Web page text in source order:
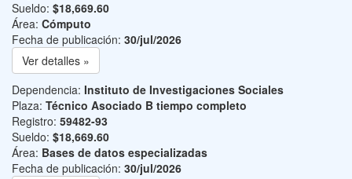
Sueldo: $18,669.60
Área: Cómputo
Fecha de publicación: 30/jul/2026
Ver detalles »
Dependencia: Instituto de Investigaciones Sociales
Plaza: Técnico Asociado B tiempo completo
Registro: 59482-93
Sueldo: $18,669.60
Área: Bases de datos especializadas
Fecha de publicación: 30/jul/2026